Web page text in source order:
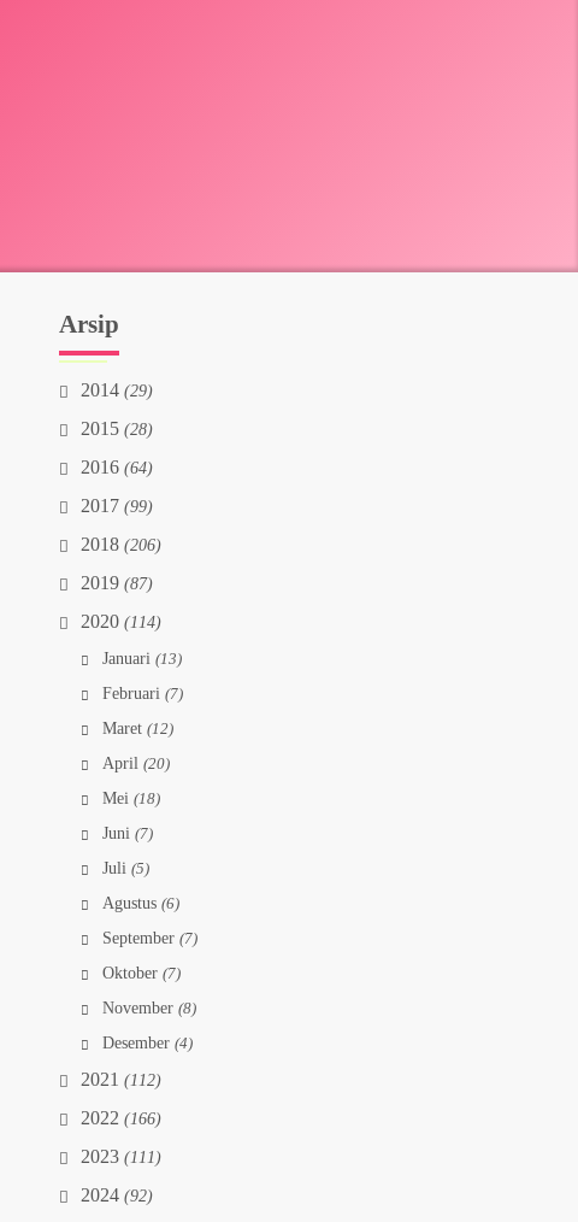
Arsip
2014(29)
2015(28)
2016(64)
2017(99)
2018(206)
2019(87)
2020(114)
Januari(13)
Februari(7)
Maret(12)
April(20)
Mei(18)
Juni(7)
Juli(5)
Agustus(6)
September(7)
Oktober(7)
November(8)
Desember(4)
2021(112)
2022(166)
2023(111)
2024(92)